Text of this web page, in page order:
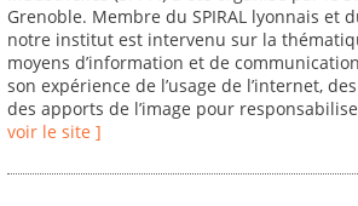
Grenoble. Membre du SPIRAL lyonnais et
notre institut est intervenu sur la
moyens d’information et de
son expérience de l’usage de l’internet,
des apports de l’image pour
voir le site ]